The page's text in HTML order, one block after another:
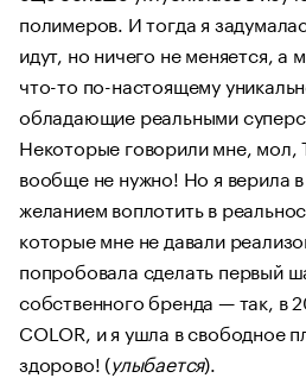
полимеров. И тогда я
идут, но ничего не меняется, а
что-то по-настоящему
обладающие реальными
Некоторые говорили мне, мол,
вообще не нужно! Но я верила в
желанием воплотить в
которые мне не давали
попробовала сделать первый
собственного бренда — так, в
COLOR, и я ушла в свободное
здорово! (улыбается).